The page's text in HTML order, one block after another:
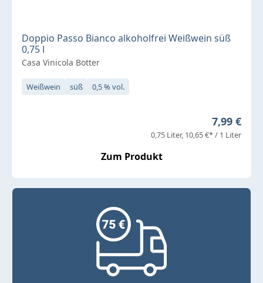
Doppio Passo Bianco alkoholfrei Weißwein süß
0,75 l
Casa Vinicola Botter
Weißwein süß 0,5 % vol.
Regulärer
7,99 €
0,75 Liter 10,65 €* / 1 Liter
Zum Produkt